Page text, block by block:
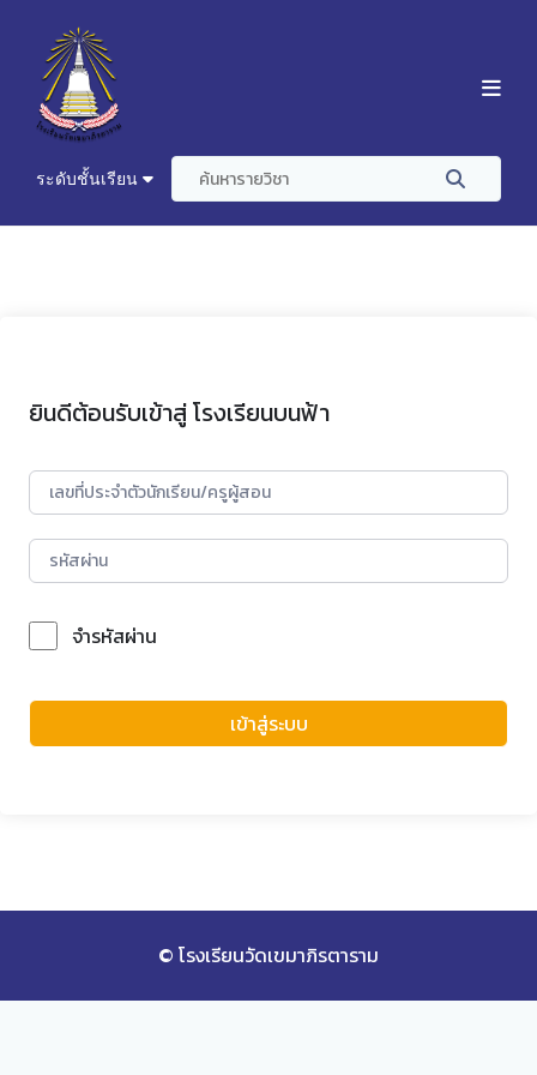
ระดับชั้นเรียน
ยินดีต้อนรับเข้าสู่ โรงเรียนบนฟ้า
จำรหัสผ่าน
เข้าสู่ระบบ
© โรงเรียนวัดเขมาภิรตาราม